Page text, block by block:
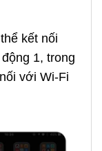
kết nối
1, trong
với Wi-Fi